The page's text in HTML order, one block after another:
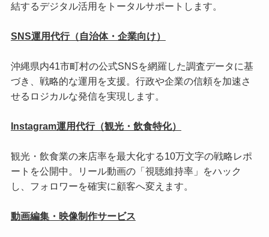
結するデジタル活用をトータルサポートします。
SNS運用代行（自治体・企業向け）
沖縄県内41市町村の公式SNSを網羅した調査データに基
づき、戦略的な運用を支援。行政や企業の信頼を加速さ
せるロジカルな発信を実現します。
Instagram運用代行（観光・飲食特化）
観光・飲食業の来店率を最大化する10万文字の戦略レポ
ートを公開中。リール動画の「視聴維持率」をハック
し、フォロワーを確実に顧客へ変えます。
動画編集・映像制作サービス